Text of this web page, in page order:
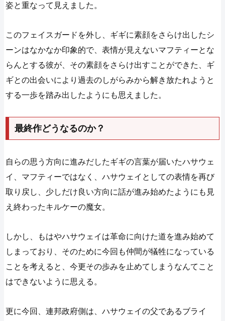
姿と重なって見えました。
このフェイスガードを外し、ギギに素顔をさらけ出したシ
ーンはなかなか印象的で、表情が見えないマフティーとな
らんとする彼が、その素顔をさらけ出すことができた、ギ
ギとの出会いにより過去のしがらみから解き放たれようと
する一歩を踏み出したようにも思えました。
最終作どうなるのか？
自らの思う方向に進みだしたギギの言葉が届いたハサウェ
イ、マフティーではなく、ハサウェイとしての表情を再び
取り戻し、少しだけ良い方向に話が進み始めたようにも見
え終わったキルケーの魔女。
しかし、もはやハサウェイは革命に向けた道を進み始めて
しまっており、そのために今回も仲間が犠牲になっている
ことを考えると、今更その歩みを止めてしまうなんてこと
はできないように思える。
更に今回、連邦政府側は、ハサウェイの父であるブライ